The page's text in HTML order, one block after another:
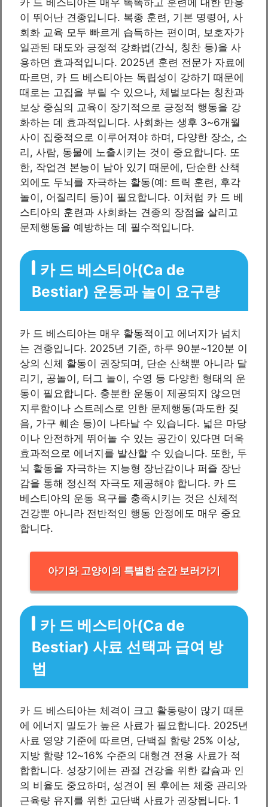
이 뛰어난 견종입니다. 복종 훈련, 기본 명령어, 사
회화 교육 모두 빠르게 습득하는 편이며, 보호자가
일관된 태도와 긍정적 강화법(간식, 칭찬 등)을 사
용하면 효과적입니다. 2025년 훈련 전문가 자료에
따르면, 카 드 베스티아는 독립성이 강하기 때문에
때로는 고집을 부릴 수 있으나, 체벌보다는 칭찬과
보상 중심의 교육이 장기적으로 긍정적 행동을 강
화하는 데 효과적입니다. 사회화는 생후 3~6개월
사이 집중적으로 이루어져야 하며, 다양한 장소, 소
리, 사람, 동물에 노출시키는 것이 중요합니다. 또
한, 작업견 본능이 남아 있기 때문에, 단순한 산책
외에도 두뇌를 자극하는 활동(예: 트릭 훈련, 후각
놀이, 어질리티 등)이 필요합니다. 이처럼 카 드 베
스티아의 훈련과 사회화는 견종의 장점을 살리고
문제행동을 예방하는 데 필수적입니다.
카 드 베스티아(Ca de
Bestiar) 운동과 놀이 요구량
카 드 베스티아는 매우 활동적이고 에너지가 넘치
는 견종입니다. 2025년 기준, 하루 90분~120분 이
상의 신체 활동이 권장되며, 단순 산책뿐 아니라 달
리기, 공놀이, 터그 놀이, 수영 등 다양한 형태의 운
동이 필요합니다. 충분한 운동이 제공되지 않으면
지루함이나 스트레스로 인한 문제행동(과도한 짖
음, 가구 훼손 등)이 나타날 수 있습니다. 넓은 마당
이나 안전하게 뛰어놀 수 있는 공간이 있다면 더욱
효과적으로 에너지를 발산할 수 있습니다. 또한, 두
뇌 활동을 자극하는 지능형 장난감이나 퍼즐 장난
감을 통해 정신적 자극도 제공해야 합니다. 카 드
베스티아의 운동 욕구를 충족시키는 것은 신체적
건강뿐 아니라 전반적인 행동 안정에도 매우 중요
합니다.
아기와 고양이의 특별한 순간 보러가기
카 드 베스티아(Ca de
Bestiar) 사료 선택과 급여 방
법
카 드 베스티아는 체격이 크고 활동량이 많기 때문
에 에너지 밀도가 높은 사료가 필요합니다. 2025년
사료 영양 기준에 따르면, 단백질 함량 25% 이상,
지방 함량 12~16% 수준의 대형견 전용 사료가 적
합합니다. 성장기에는 관절 건강을 위한 칼슘과 인
의 비율도 중요하며, 성견이 된 후에는 체중 관리와
근육량 유지를 위한 고단백 사료가 권장됩니다. 1